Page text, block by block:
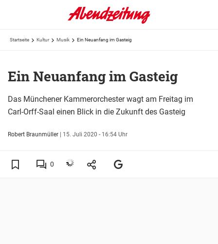
Startseite Kultur Musik Ein Neuanfang im Gasteig
Ein Neuanfang im Gasteig
Das Münchener Kammerorchester wagt am Freitag im
Carl-Orff-Saal einen Blick in die Zukunft des Gasteig
Robert Braunmüller | 15. Juli 2020 - 16:54 Uhr
0